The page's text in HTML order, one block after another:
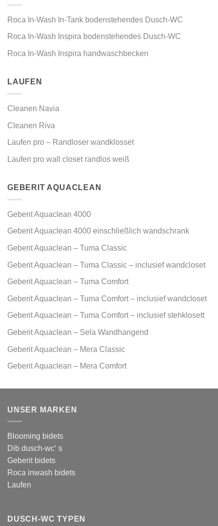
Roca In-Wash In-Tank bodenstehendes Dusch-WC
Roca In-Wash Inspira bodenstehendes Dusch-WC
Roca In-Wash Inspira handwaschbecken
LAUFEN
Cleanen Navia
Cleanen Riva
Laufen pro – Randloser wandklosset
Laufen pro wall closet randlos weiß
GEBERIT AQUACLEAN
Geberit Aquaclean 4000
Geberit Aquaclean 4000 einschließlich wandschrank
Geberit Aquaclean – Tuma Classic
Geberit Aquaclean – Tuma Classic – inclusief wandcloset
Geberit Aquaclean – Tuma Comfort
Geberit Aquaclean – Tuma Comfort – inclusief wandcloset
Geberit Aquaclean – Tuma Comfort – inclusief stehklosett
Geberit Aquaclean – Sela Wandhangend
Geberit Aquaclean – Mera Classic
Geberit Aquaclean – Mera Comfort
UNSER MARKEN
Blooming bidets
Dib dusch-wc‘ s
Geberit bidets
Roca inwash bidets
Laufen
DUSCH-WC TYPEN